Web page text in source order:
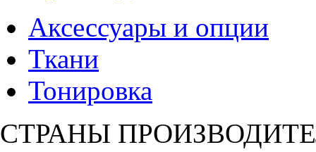
Аксессуары и опции
Ткани
Тонировка
СТРАНЫ